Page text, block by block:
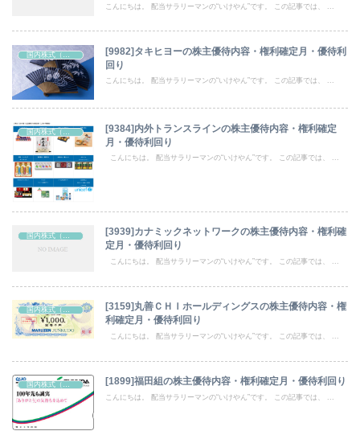
こんにちは。 配当サラリーマンの“いけやん”です。 この記事では、 ...
[9982]タキヒヨーの株主優待内容・権利確定月・優待利
回り
こんにちは。 配当サラリーマンの“いけやん”です。 この記事では、 ...
[9384]内外トランスラインの株主優待内容・権利確定
月・優待利回り
こんにちは。 配当サラリーマンの“いけやん”です。 この記事では、 ...
[3939]カナミックネットワークの株主優待内容・権利確
定月・優待利回り
こんにちは。 配当サラリーマンの“いけやん”です。 この記事では、 ...
国内株式（株主優待）
[3159]丸善ＣＨＩホールディングスの株主優待内容・権
利確定月・優待利回り
こんにちは。 配当サラリーマンの“いけやん”です。 この記事では、 ...
国内株式（株主優待） [1899]福田組の株主優待内容・権利確定月・優待利回り
こんにちは。 配当サラリーマンの“いけやん”です。 この記事では、 ...